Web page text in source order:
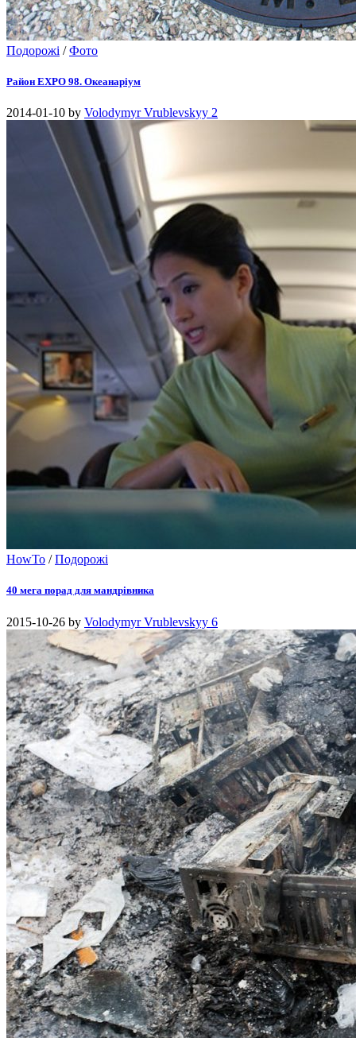
Подорожі /Фото
Район EXPO 98. Океанаріум
2014-01-10 by Volodymyr Vrublevskyy 2
HowTo /Подорожі
40 мега порад для мандрівника
2015-10-26 by Volodymyr Vrublevskyy 6